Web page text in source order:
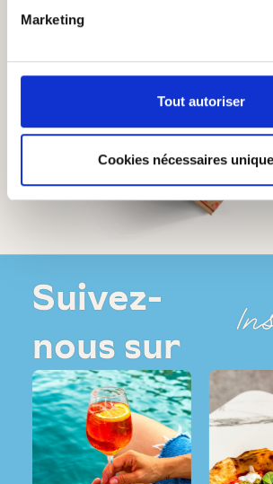
Marketing
Tout autoriser
Cookies nécessaires
Suivez-
nous sur